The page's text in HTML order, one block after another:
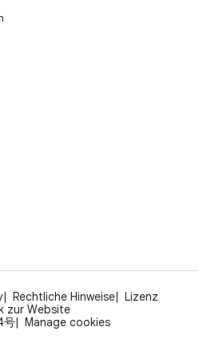
Rechtliche Hinweise
Lizenz
zur Website
号
Manage cookies